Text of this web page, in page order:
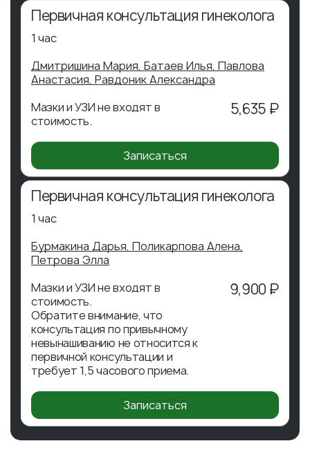
Первичная консультация гинеколога
1 час
5,635 ₽
Дмитришина Мария, Батаев Илья, Павлова
Анастасия, Равдоник Александра
Мазки и УЗИ не входят в
стоимость.
Записаться
Первичная консультация гинеколога
1 час
9,900 ₽
Бурмакина Дарья, Поликарпова Алена,
Петрова Элла
Мазки и УЗИ не входят в
стоимость.
Обратите внимание, что
консультация по привычному
невынашиванию не относится к
первичной консультации и
требует 1,5 часового приема.
Записаться